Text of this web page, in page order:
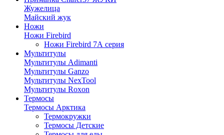
Жужелица
Майский жук
Ножи
Ножи Firebird
Ножи Firebird 7А серия
Мультитулы
Мультитулы Adimanti
Мультитулы Ganzo
Мультитулы NexTool
Мультитулы Roxon
Термосы
Термосы Арктика
Термокружки
Термосы Детские